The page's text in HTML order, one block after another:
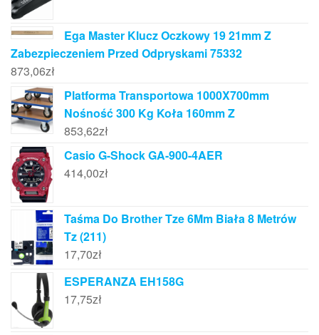
Ega Master Klucz Oczkowy 19 21mm Z
Zabezpieczeniem Przed Odpryskami 75332
873,06zł
Platforma Transportowa 1000X700mm
Nośność 300 Kg Koła 160mm Z
853,62zł
Casio G-Shock GA-900-4AER
414,00zł
Taśma Do Brother Tze 6Mm Biała 8 Metrów
Tz (211)
17,70zł
ESPERANZA EH158G
17,75zł